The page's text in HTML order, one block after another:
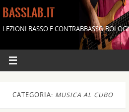
BASSLAB.IT
LEZIONI BASSO E CONTRABBASSO
CATEGORIA: MUSICA AL CUBO